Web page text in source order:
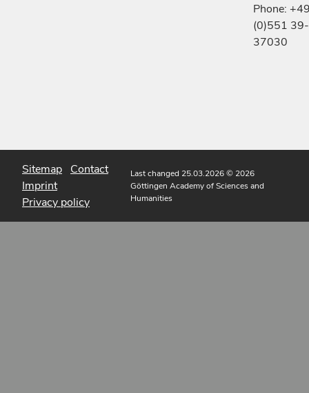
Phone:
(0)551 39-
37030
Sitemap Contact
Imprint
Privacy policy
Last changed 25.03.2026© 2026
Göttingen Academy of Sciences and
Humanities